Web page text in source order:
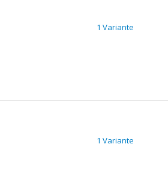
1 Variante
1 Variante